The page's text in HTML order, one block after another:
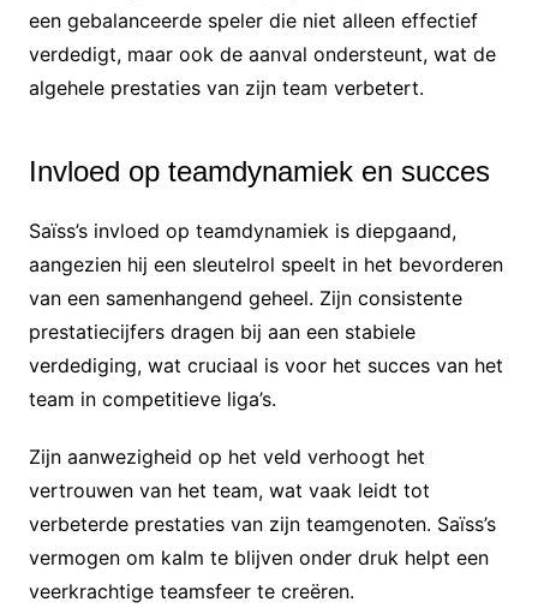
een gebalanceerde speler die niet alleen effectief
verdedigt, maar ook de aanval ondersteunt, wat de
algehele prestaties van zijn team verbetert.
Invloed op teamdynamiek en succes
Saïss’s invloed op teamdynamiek is diepgaand,
aangezien hij een sleutelrol speelt in het bevorderen
van een samenhangend geheel. Zijn consistente
prestatiecijfers dragen bij aan een stabiele
verdediging, wat cruciaal is voor het succes van het
team in competitieve liga’s.
Zijn aanwezigheid op het veld verhoogt het
vertrouwen van het team, wat vaak leidt tot
verbeterde prestaties van zijn teamgenoten. Saïss’s
vermogen om kalm te blijven onder druk helpt een
veerkrachtige teamsfeer te creëren.